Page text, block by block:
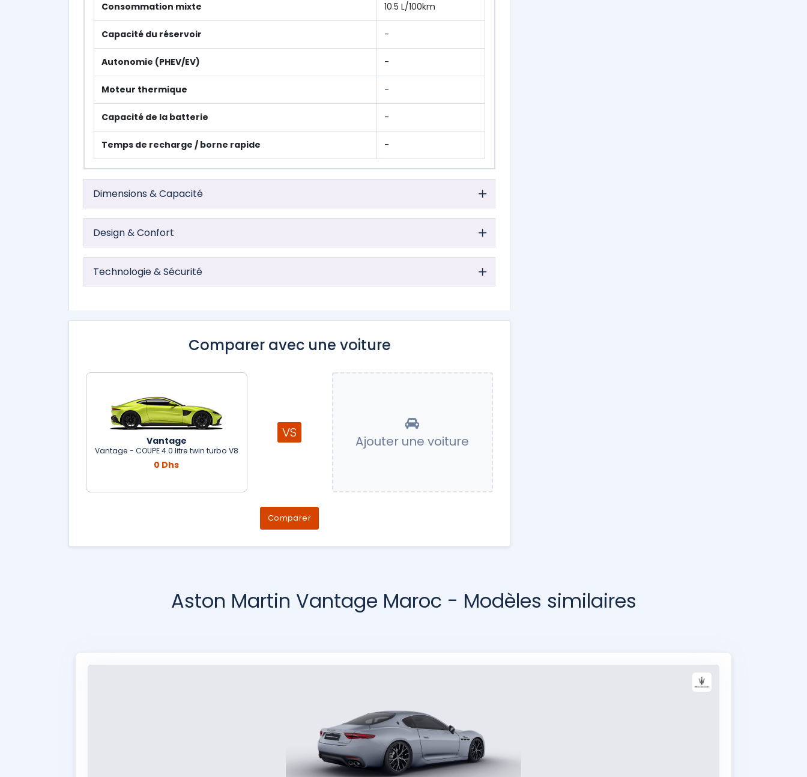
Consommation mixte 10.5 L/100km
Capacité du réservoir -
Autonomie (PHEV/EV) -
Moteur thermique -
Capacité de la batterie -
Temps de recharge / borne rapide -
Dimensions & Capacité
Design & Confort
Technologie & Sécurité
Comparer avec une voiture
Vantage
Vantage - COUPE 4.0 litre twin turbo V8
0 Dhs
VS
Ajouter une voiture
Comparer
Aston Martin Vantage Maroc - Modèles similaires